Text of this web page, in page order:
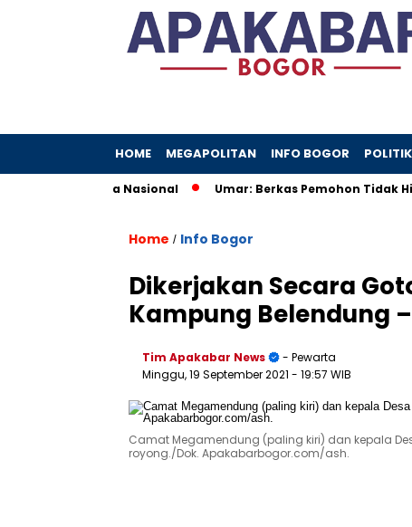
HOME MEGAPOLITAN INFO BOGOR POLITIK
Hari Olahraga Nasional Umar: Berkas Pemohon Tidak
Home / Info Bogor
Dikerjakan Secara
Kampung Belendung
Tim Apakabar News
- Pewarta
Minggu, 19 September 2021 - 19:57 WIB
Camat Megamendung (paling kiri) dan kepala
royong./Dok. Apakabarbogor.com/ash.